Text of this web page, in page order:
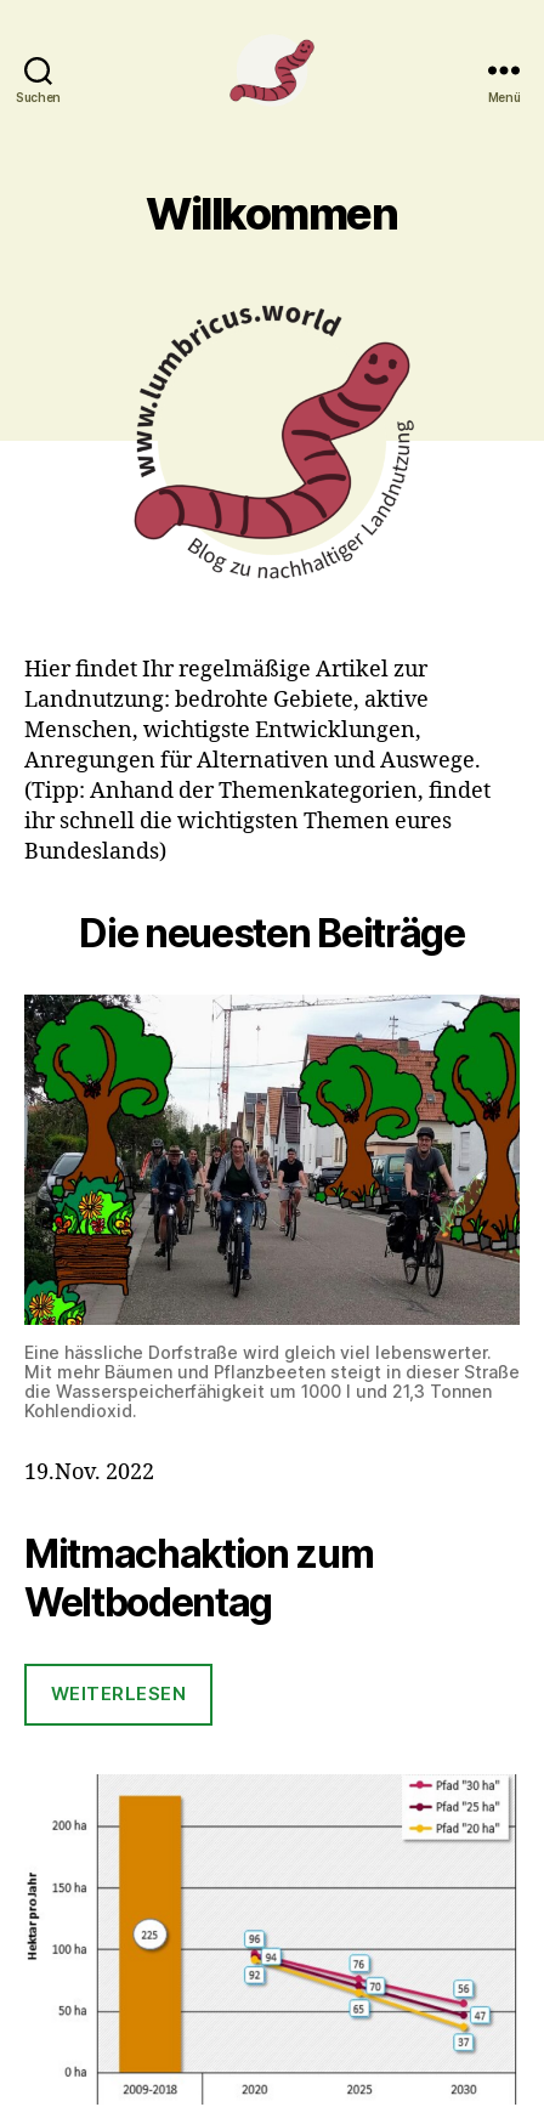
Suchen Menü
Willkommen
Hier findet Ihr regelmäßige Artikel zur
Landnutzung: bedrohte Gebiete, aktive
Menschen, wichtigste Entwicklungen,
Anregungen für Alternativen und Auswege.
(Tipp: Anhand der Themenkategorien, findet
ihr schnell die wichtigsten Themen eures
Bundeslands)
Die neuesten Beiträge
Eine hässliche Dorfstraße wird gleich viel lebenswerter.
Mit mehr Bäumen und Pflanzbeeten steigt in dieser Straße
die Wasserspeicherfähigkeit um 1000 l und 21,3 Tonnen
Kohlendioxid.
19.Nov. 2022
Mitmachaktion zum
Weltbodentag
WEITERLESEN